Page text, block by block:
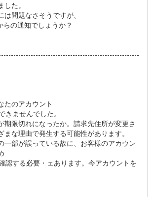
た。
は問題なさそうですが、
の通知でしょうか？
たのアカウント
ませんでした。
期限切れになったか。請求先住所が変更さ
まな理由で発生する可能性があります。
一部が誤っている故に、お客様のアカウン
認する必要・ェあります。今アカウントを